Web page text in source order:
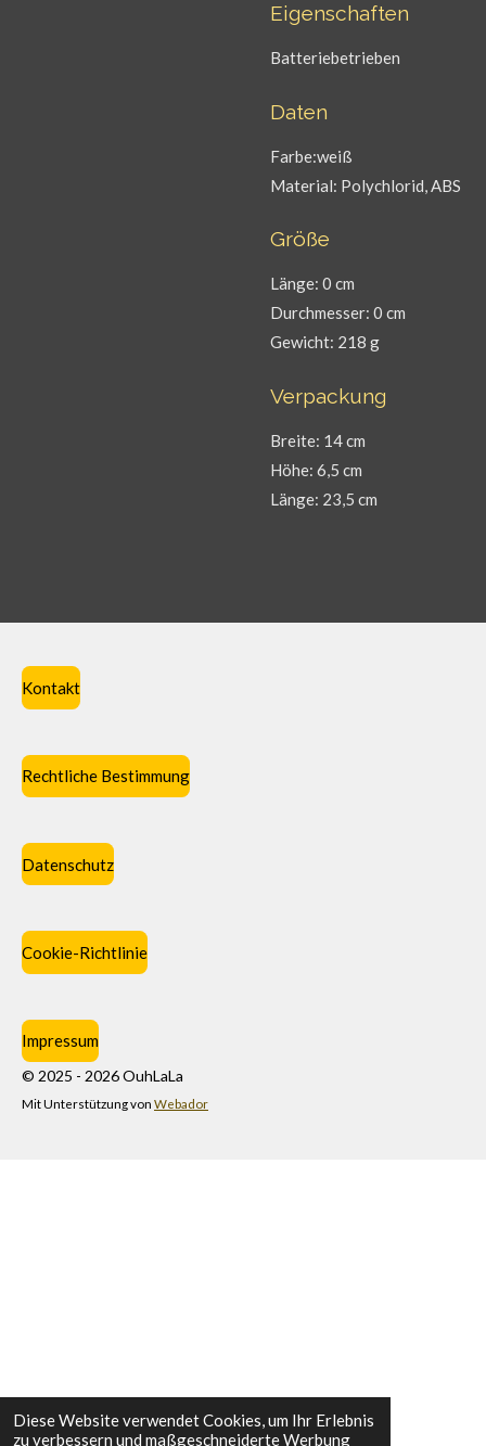
Diese Website verwendet Cookies, um Ihr Erlebnis
zu verbessern und maßgeschneiderte Werbung
Eigenschaften
Batteriebetrieben
Daten
Farbe:weiß
Material: Polychlorid, ABS
Größe
Länge: 0 cm
Durchmesser: 0 cm
Gewicht: 218 g
Verpackung
Breite: 14 cm
Höhe: 6,5 cm
Länge: 23,5 cm
Kontakt
Rechtliche Bestimmung
Datenschutz
Cookie-Richtlinie
Impressum
© 2025 - 2026 OuhLaLa
Mit Unterstützung von Webador